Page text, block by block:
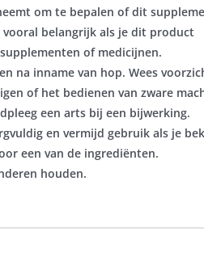
om te bepalen of dit
belangrijk als je dit product
of medicijnen.
na inname van hop. Wees
of het bedienen van zware
een arts bij een bijwerking.
en vermijd gebruik als je
een van de ingrediënten.
houden.